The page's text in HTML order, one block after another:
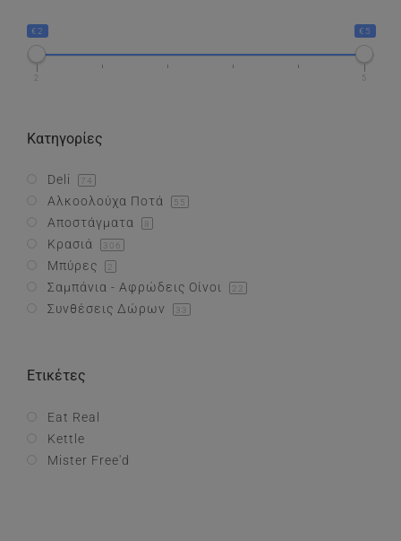
Συνθέσεις Δώρων
€2 €5
2 5
Κατηγορίες
Deli 74
Αλκοολούχα Ποτά 55
Αποστάγματα 8
Κρασιά 306
Μπύρες 2
Σαμπάνια - Αφρώδεις Οίνοι 22
Συνθέσεις Δώρων 33
Ετικέτες
Eat Real
Kettle
Mister Free'd